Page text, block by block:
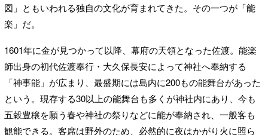
図」ともいわれる独自の文化が育まれてきた。その一つが「能
楽」だ。
1601年に金が見つかって以降、幕府の天領となった佐渡。能楽
師出身の初代佐渡奉行・大久保長安によって神社へ奉納する
「神事能」が広まり、最盛期には島内に200もの能舞台があった
という。現存する30以上の能舞台も多くが神社内にあり、今も
五穀豊穣を願う春や神社の祭りなどに能が奉納され、一般客も
観能できる。客席は野外のため、必然的に夜はかがり火に照ら